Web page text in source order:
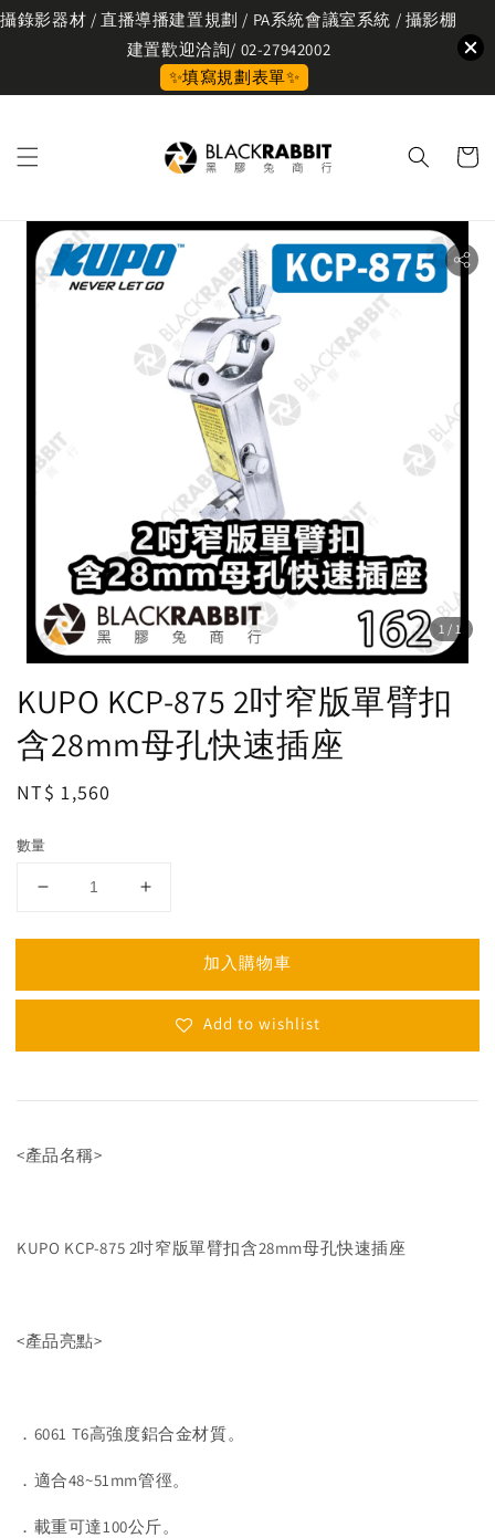
攝錄影器材 / 直播導播建置規劃 / PA系統會議室系統 / 攝影棚
建置歡迎洽詢/ 02-27942002
✨填寫規劃表單✨
1 /1
KUPO KCP-875 2吋窄版單臂扣
含28mm母孔快速插座
Regular
NT$ 1,560
數量
加入購物車
Add to wishlist
<產品名稱>
KUPO KCP-875 2吋窄版單臂扣含28mm母孔快速插座
<產品亮點>
．6061 T6高強度鋁合金材質。
．適合48~51mm管徑。
．載重可達100公斤。